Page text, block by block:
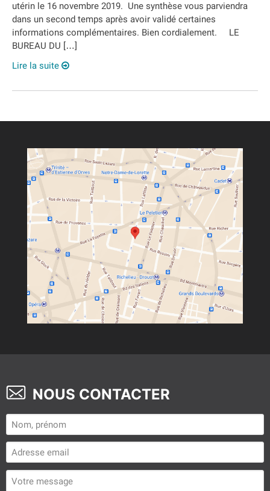
utérin le 16 novembre 2019. Une synthèse vous parviendra
dans un second temps après avoir validé certaines
informations complémentaires. Bien cordialement. LE
BUREAU DU […]
Lire la suite
NOUS CONTACTER